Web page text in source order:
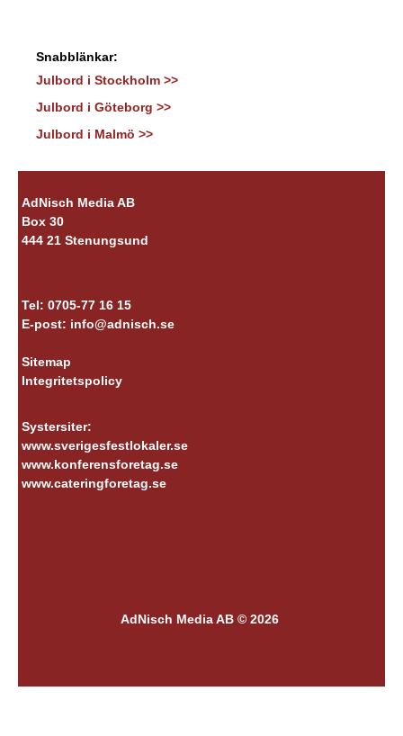
Snabblänkar:
Julbord i Stockholm >>
Julbord i Göteborg >>
Julbord i Malmö >>
AdNisch Media AB
Box 30
444 21 Stenungsund
Tel: 0705-77 16 15
E-post: info@adnisch.se
Sitemap
Integritetspolicy
Systersiter:
www.sverigesfestlokaler.se
www.konferensforetag.se
www.cateringforetag.se
AdNisch Media AB © 2026